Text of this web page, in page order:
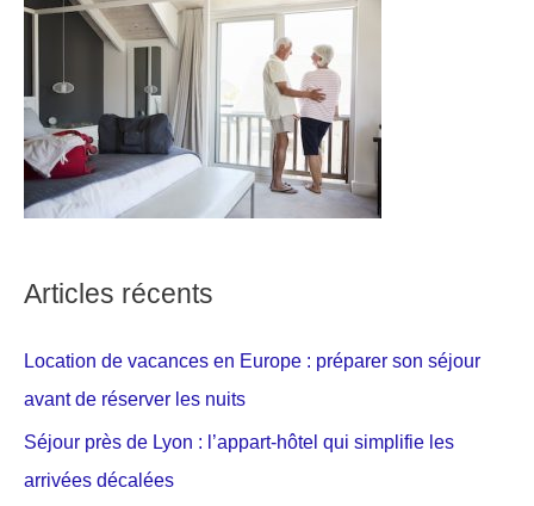
Articles récents
Location de vacances en Europe : préparer son séjour
avant de réserver les nuits
Séjour près de Lyon : l’appart-hôtel qui simplifie les
arrivées décalées